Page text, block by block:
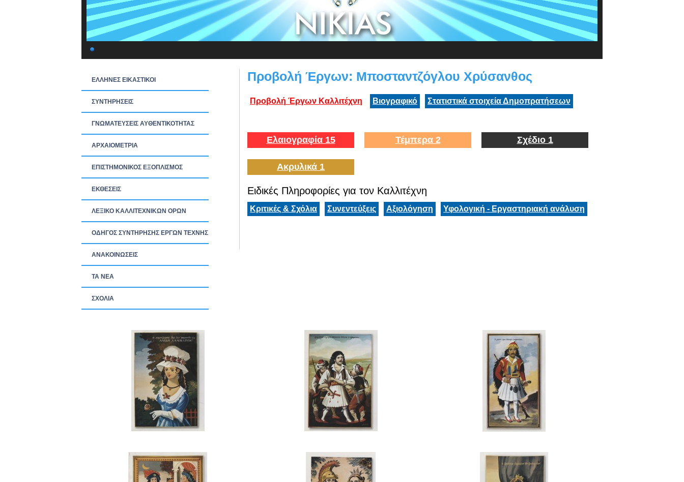
ΕΛΛΗΝΕΣ ΕΙΚΑΣΤΙΚΟΙ
ΣΥΝΤΗΡΗΣΕΙΣ
ΓΝΩΜΑΤΕΥΣΕΙΣ ΑΥΘΕΝΤΙΚΟΤΗΤΑΣ
ΑΡΧΑΙΟΜΕΤΡΙΑ
ΕΠΙΣΤΗΜΟΝΙΚΟΣ ΕΞΟΠΛΙΣΜΟΣ
ΕΚΘΕΣΕΙΣ
ΛΕΞΙΚΟ ΚΑΛΛΙΤΕΧΝΙΚΩΝ ΟΡΩΝ
ΟΔΗΓΟΣ ΣΥΝΤΗΡΗΣΗΣ ΕΡΓΩΝ ΤΕΧΝΗΣ
ΑΝΑΚΟΙΝΩΣΕΙΣ
ΤΑ ΝEΑ
ΣΧΟΛΙΑ
Προβολή Έργων: Μποσταντζόγλου Χρύσανθος
Προβολή Έργων Καλλιτέχνη Βιογραφικό Στατιστικά στοιχεία Δημοπρατήσεων
Ελαιογραφία 15 Τέμπερα 2 Σχέδιο 1
Ακρυλικά 1
Ειδικές Πληροφορίες για τον Καλλιτέχνη
Κριτικές & Σχόλια Συνεντεύξεις Αξιολόγηση Υφολογική - Εργαστηριακή ανάλυση